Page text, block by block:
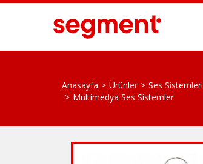
Anasayfa Ürünler Ses Sistemleri
Multimedya Ses Sistemler